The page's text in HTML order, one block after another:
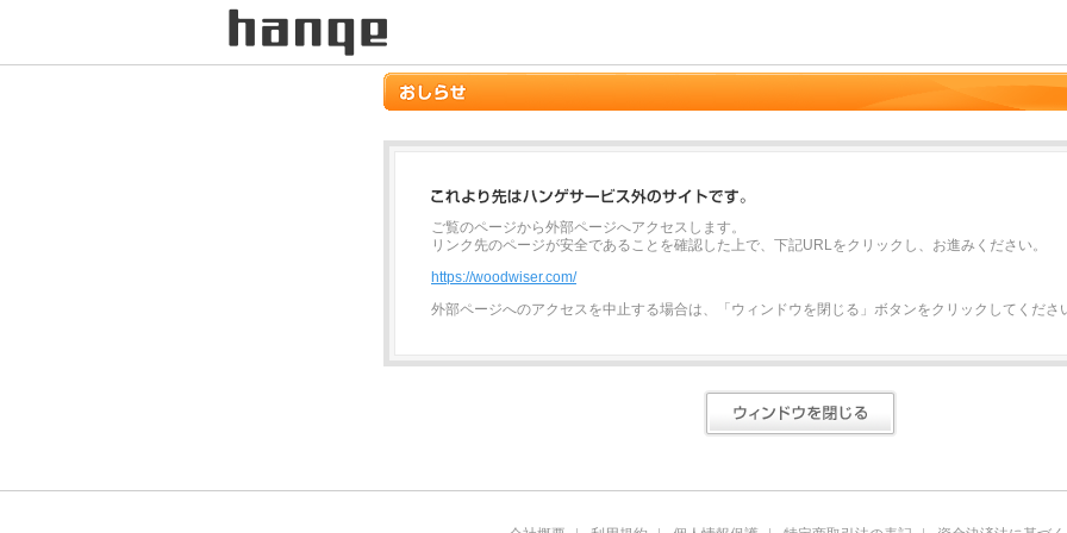
ご覧のページから外部ページへアクセスします。
リンク先のページが安全であることを確認した上で、下記URLをクリックし、お進みください。
https://woodwiser.com/
外部ページへのアクセスを中止する場合は、「ウィンドウを閉じる」ボタンをクリックしてくださ